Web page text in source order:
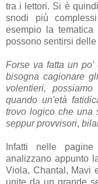
tra i lettori. Si è
snodi più
esempio la
possono sentirsi
Forse va fatta un po'
bisogna cagionare
volentieri,
quando un'età
trovo logico che una
seppur provvisori,
Infatti nelle
analizzano appunto
Viola, Chantal, Mavi
unite da un grande